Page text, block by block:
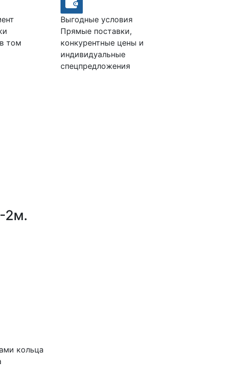
том
Выгодные условия
Прямые поставки,
конкурентные цены и
индивидуальные
спецпредложения
2м.
кольца